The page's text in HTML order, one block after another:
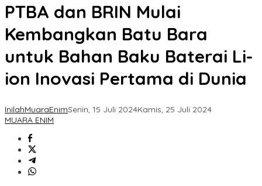
PTBA dan BRIN Mulai
Kembangkan Batu Bara
untuk Bahan Baku Baterai Li-
ion Inovasi Pertama di Dunia
InilahMuaraEnimSenin, 15 Juli 2024Kamis, 25 Juli 2024
MUARA ENIM